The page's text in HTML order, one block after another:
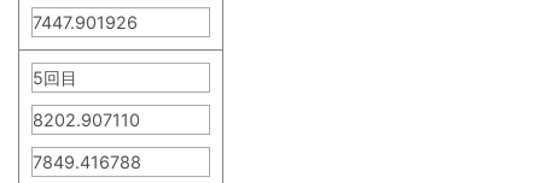
7447.901926
5回目
8202.907110
7849.416788